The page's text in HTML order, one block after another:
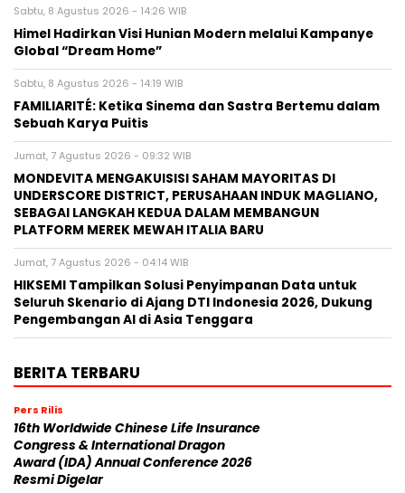
Sabtu, 8 Agustus 2026 - 14:26 WIB
Himel Hadirkan Visi Hunian Modern melalui Kampanye
Global “Dream Home”
Sabtu, 8 Agustus 2026 - 14:19 WIB
FAMILIARITÉ: Ketika Sinema dan Sastra Bertemu dalam
Sebuah Karya Puitis
Jumat, 7 Agustus 2026 - 09:32 WIB
MONDEVITA MENGAKUISISI SAHAM MAYORITAS DI
UNDERSCORE DISTRICT, PERUSAHAAN INDUK MAGLIANO,
SEBAGAI LANGKAH KEDUA DALAM MEMBANGUN
PLATFORM MEREK MEWAH ITALIA BARU
Jumat, 7 Agustus 2026 - 04:14 WIB
HIKSEMI Tampilkan Solusi Penyimpanan Data untuk
Seluruh Skenario di Ajang DTI Indonesia 2026, Dukung
Pengembangan AI di Asia Tenggara
BERITA TERBARU
Pers Rilis
16th Worldwide Chinese Life Insurance
Congress & International Dragon
Award (IDA) Annual Conference 2026
Resmi Digelar